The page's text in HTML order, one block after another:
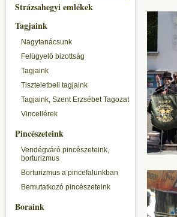
Strázsahegyi emlékek
Tagjaink
Nagytanácsunk
Felügyelő bizottság
Tagjaink
Tiszteletbeli tagjaink
Tagjaink, Szent Erzsébet Tagozat
Vincellérek
Pincészeteink
Vendégváró pincészeteink,
borturizmus
Borturizmus a pincefalunkban
Bemutatkozó pincészeteink
Boraink